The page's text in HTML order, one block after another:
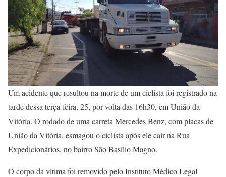
Um acidente que resultou na morte de um ciclista foi registrado na
tarde dessa terça-feira, 25, por volta das 16h30, em União da
Vitória. O rodado de uma carreta Mercedes Benz, com placas de
União da Vitória, esmagou o ciclista após ele cair na Rua
Expedicionários, no bairro São Basílio Magno.
O corpo da vítima foi removido pelo Instituto Médico Legal